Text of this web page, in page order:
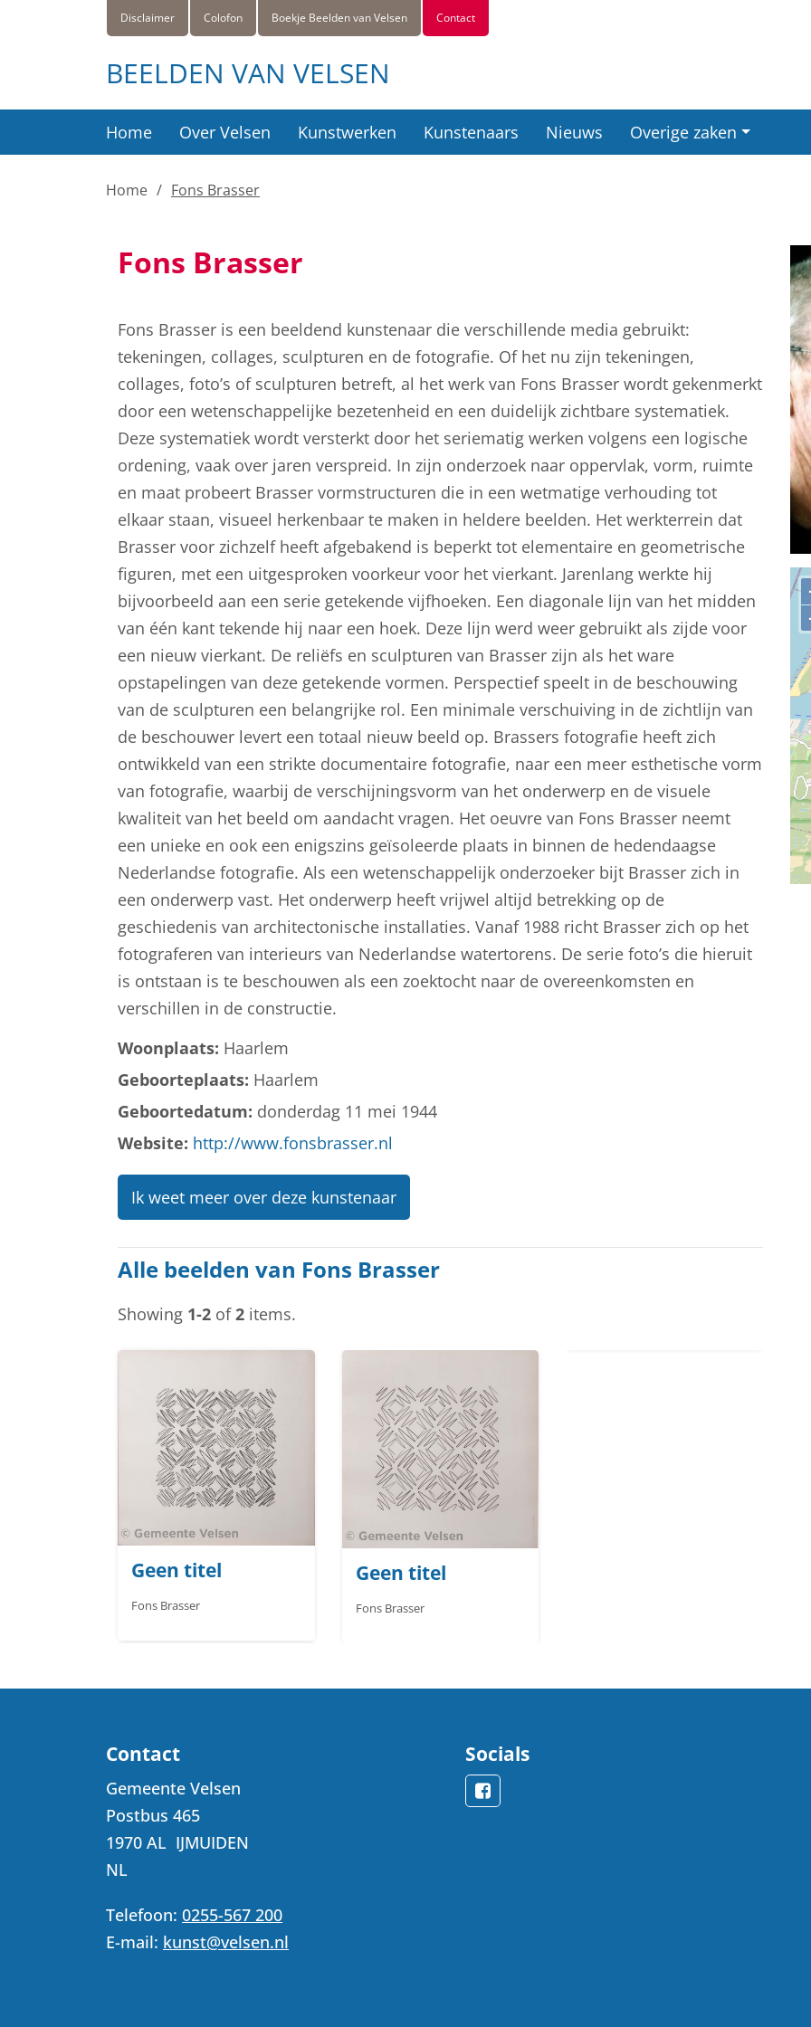
Contact
Boekje Beelden van Velsen
Colofon
Disclaimer
BEELDEN VAN VELSEN
Home Over Velsen Kunstwerken Kunstenaars Nieuws Overige zaken
Home Fons Brasser
Fons Brasser
Fons Brasser is een beeldend kunstenaar die verschillende media gebruikt:
tekeningen, collages, sculpturen en de fotografie. Of het nu zijn tekeningen,
collages, foto’s of sculpturen betreft, al het werk van Fons Brasser wordt gekenmerkt
door een wetenschappelijke bezetenheid en een duidelijk zichtbare systematiek.
Deze systematiek wordt versterkt door het seriematig werken volgens een logische
ordening, vaak over jaren verspreid. In zijn onderzoek naar oppervlak, vorm, ruimte
en maat probeert Brasser vormstructuren die in een wetmatige verhouding tot
elkaar staan, visueel herkenbaar te maken in heldere beelden. Het werkterrein dat
Brasser voor zichzelf heeft afgebakend is beperkt tot elementaire en geometrische
figuren, met een uitgesproken voorkeur voor het vierkant. Jarenlang werkte hij
bijvoorbeeld aan een serie getekende vijfhoeken. Een diagonale lijn van het midden
van één kant tekende hij naar een hoek. Deze lijn werd weer gebruikt als zijde voor
een nieuw vierkant. De reliëfs en sculpturen van Brasser zijn als het ware
opstapelingen van deze getekende vormen. Perspectief speelt in de beschouwing
van de sculpturen een belangrijke rol. Een minimale verschuiving in de zichtlijn van
de beschouwer levert een totaal nieuw beeld op. Brassers fotografie heeft zich
ontwikkeld van een strikte documentaire fotografie, naar een meer esthetische vorm
van fotografie, waarbij de verschijningsvorm van het onderwerp en de visuele
kwaliteit van het beeld om aandacht vragen. Het oeuvre van Fons Brasser neemt
een unieke en ook een enigszins geïsoleerde plaats in binnen de hedendaagse
Nederlandse fotografie. Als een wetenschappelijk onderzoeker bijt Brasser zich in
een onderwerp vast. Het onderwerp heeft vrijwel altijd betrekking op de
geschiedenis van architectonische installaties. Vanaf 1988 richt Brasser zich op het
fotograferen van interieurs van Nederlandse watertorens. De serie foto’s die hieruit
is ontstaan is te beschouwen als een zoektocht naar de overeenkomsten en
verschillen in de constructie.
Woonplaats: Haarlem
Geboorteplaats: Haarlem
Geboortedatum: donderdag 11 mei 1944
Website: http://www.fonsbrasser.nl
Ik weet meer over deze kunstenaar
Alle beelden van Fons Brasser
Showing 1-2 of2 items.
Geen titel
Fons Brasser
Geen titel
Fons Brasser
Contact
Gemeente Velsen
Postbus 465
1970 AL IJMUIDEN
NL
Telefoon: 0255-567 200
E-mail: kunst@velsen.nl
Socials